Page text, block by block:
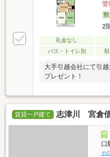
管
2
礼金なし
バス・トイレ別
大手引越会社にて引
プレゼント！
賃貸一戸建て 志津川 宮倉
口
そ